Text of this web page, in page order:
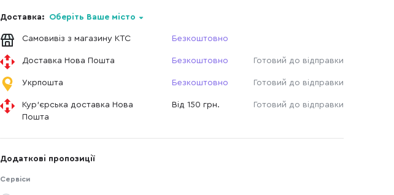
Доставка: Оберіть Ваше місто
Самовивіз з магазину КТС Безкоштовно
Доставка Нова Пошта Безкоштовно Готовий до відправки
Укрпошта Безкоштовно Готовий до відправки
Кур'єрська доставка Нова
Пошта
Від 150 грн. Готовий до відправки
Додаткові пропозиції
Сервіси